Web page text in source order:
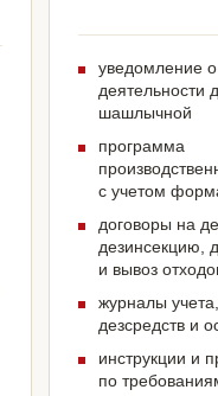
уведомление
деятельности
шашлычной
программа
с учетом
договоры на
дезинсекцию,
и вывоз
журналы
дезсредств и
инструкции и
по